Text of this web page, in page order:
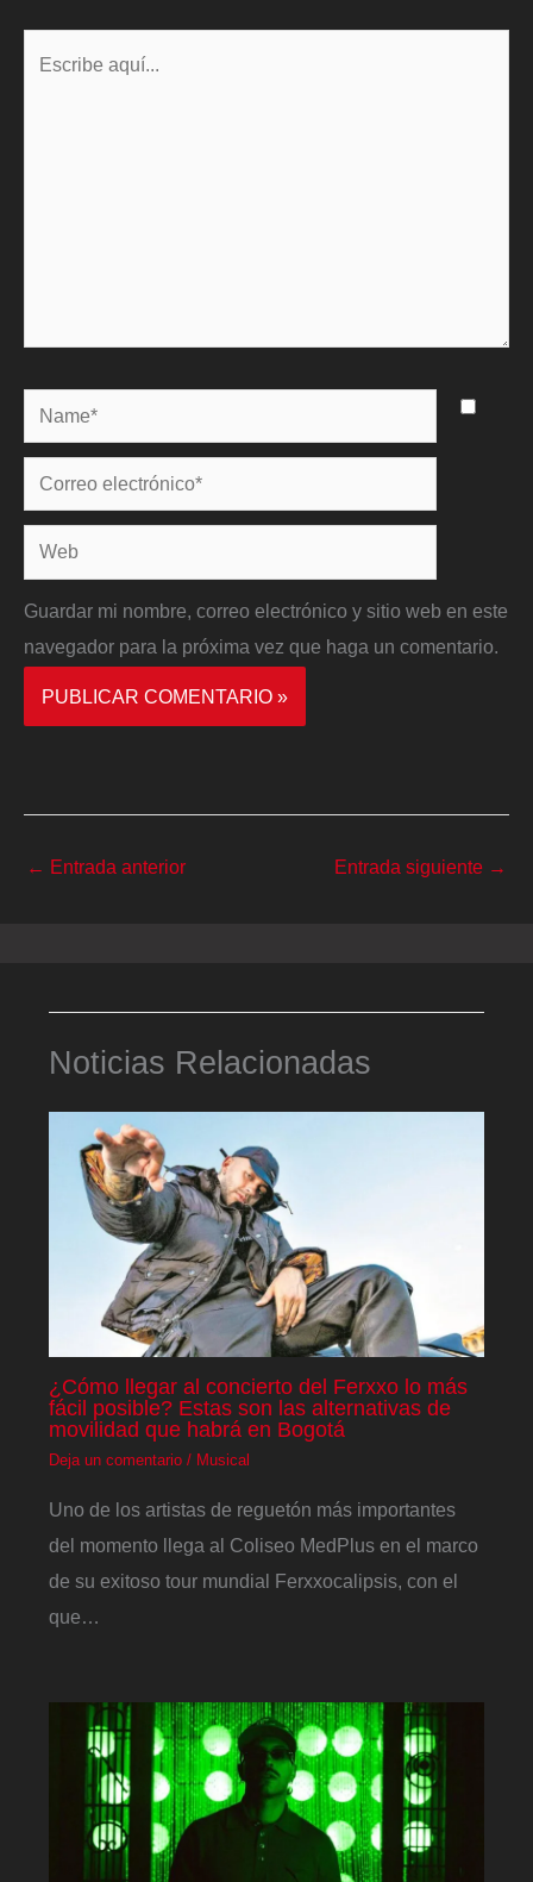
Name*
Correo
electrónico*
Web
Guardar mi nombre, correo electrónico y sitio web en este
navegador para la próxima vez que haga un comentario.
← Entrada anterior Entrada siguiente →
Noticias Relacionadas
¿Cómo llegar al concierto del Ferxxo lo más
fácil posible? Estas son las alternativas de
movilidad que habrá en Bogotá
Deja un comentario / Musical
Uno de los artistas de reguetón más importantes
del momento llega al Coliseo MedPlus en el marco
de su exitoso tour mundial Ferxxocalipsis, con el
que…